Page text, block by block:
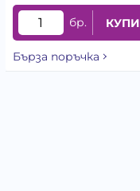
бр. КУПИ
Бърза поръчка